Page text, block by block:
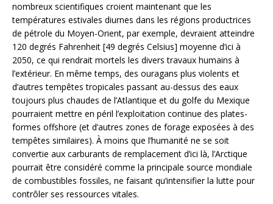
nombreux scientifiques croient maintenant que les
températures estivales diurnes dans les régions productrices
de pétrole du Moyen-Orient, par exemple, devraient atteindre
120 degrés Fahrenheit [49 degrés Celsius] moyenne d’ici à
2050, ce qui rendrait mortels les divers travaux humains à
l’extérieur. En même temps, des ouragans plus violents et
d’autres tempêtes tropicales passant au-dessus des eaux
toujours plus chaudes de l’Atlantique et du golfe du Mexique
pourraient mettre en péril l’exploitation continue des plates-
formes offshore (et d’autres zones de forage exposées à des
tempêtes similaires). À moins que l’humanité ne se soit
convertie aux carburants de remplacement d’ici là, l’Arctique
pourrait être considéré comme la principale source mondiale
de combustibles fossiles, ne faisant qu’intensifier la lutte pour
contrôler ses ressources vitales.